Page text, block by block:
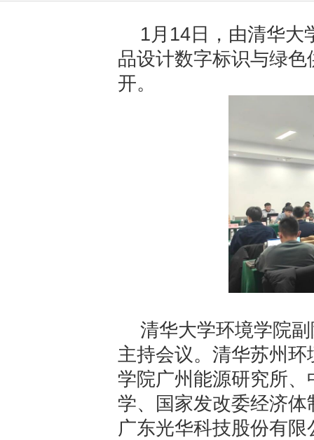
1月14日，由清华大
品设计数字标识与绿
开。
清华大学环境学院
主持会议。清华苏州
学院广州能源研究所
学、国家发改委经济
广东光华科技股份有